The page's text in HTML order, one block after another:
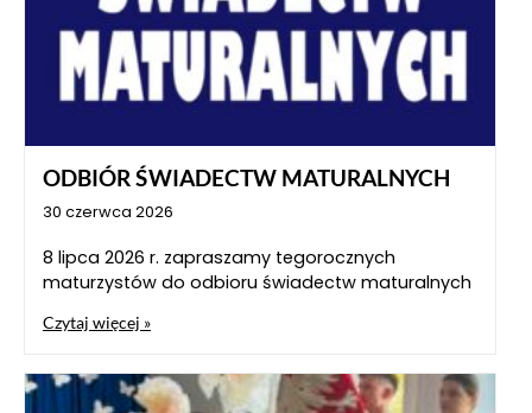
ODBIÓR ŚWIADECTW MATURALNYCH
30 czerwca 2026
8 lipca 2026 r. zapraszamy tegorocznych
maturzystów do odbioru świadectw maturalnych
Czytaj więcej »